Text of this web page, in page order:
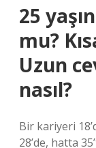
25
mu?
Uzun
nasıl?
Bir kariyeri
28’de, hatta